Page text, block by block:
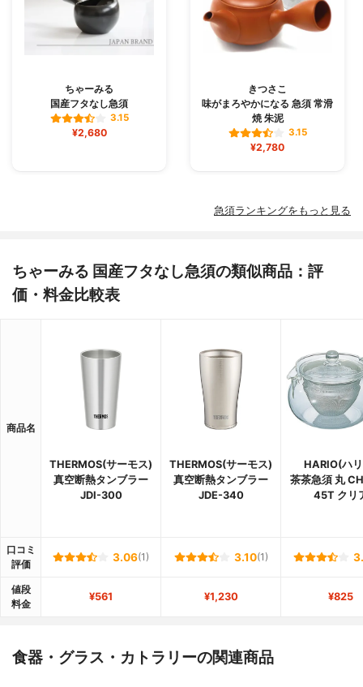
ちゃーみる
国産フタなし急須
3.15
¥2,680
きつさこ
味がまろやかになる 急須 常滑
焼 朱泥
3.15
¥2,780
急須ランキングをもっと見る
ちゃーみる 国産フタなし急須の類似商品：評
価・料金比較表
商品名
THERMOS(サーモス)
真空断熱タンブラー
JDI-300
THERMOS(サーモス)
真空断熱タンブラー
JDE-340
HARIO(ハ
茶茶急須 丸
45T クリ
口コミ
評価
3.06(1) 3.10(1)
値段
料金
¥561 ¥1,230 ¥825
食器・グラス・カトラリーの関連商品